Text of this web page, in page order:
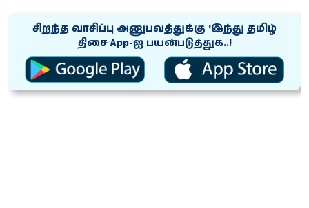
சிறந்த வாசிப்பு அனுபவத்துக்கு ‘இந்து தமிழ்
திசை App-ஐ பயன்படுத்துக..!